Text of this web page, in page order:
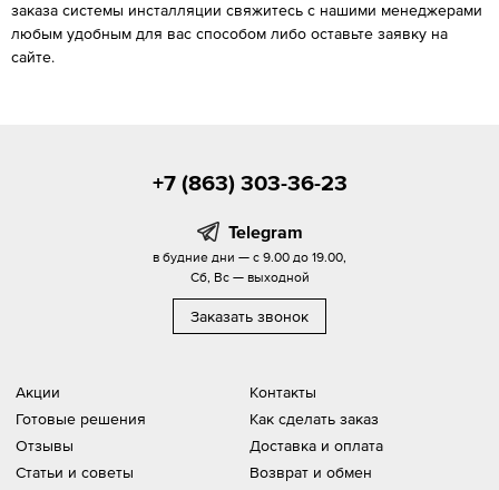
заказа системы инсталляции свяжитесь с нашими менеджерами
любым удобным для вас способом либо оставьте заявку на
сайте.
Акции
Готовые решения
Отзывы
Статьи и советы
Контакты
Как сделать заказ
Доставка и оплата
Возврат и обмен
+7 (863) 303-36-23
Telegram
в будние дни — с 9.00 до 19.00,
Сб, Вс — выходной
Заказать звонок